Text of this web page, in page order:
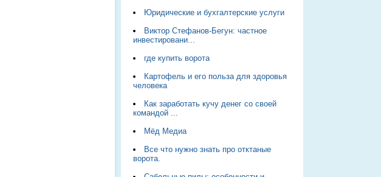
Юридические и бухгалтерские услуги
Виктор Стефанов-Бегун: частное
инвестировани...
где купить ворота
Картофель и его польза для здоровья
человека
Как заработать кучу денег со своей
командой ...
Мёд Медиа
Все что нужно знать про отктаные
ворота.